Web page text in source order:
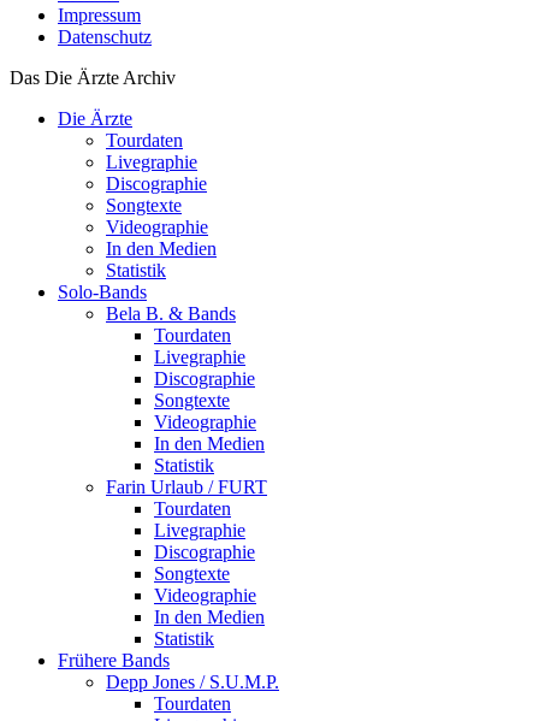
Impressum
Datenschutz
Das Die Ärzte Archiv
Die Ärzte
Tourdaten
Livegraphie
Discographie
Songtexte
Videographie
In den Medien
Statistik
Solo-Bands
Bela B. & Bands
Tourdaten
Livegraphie
Discographie
Songtexte
Videographie
In den Medien
Statistik
Farin Urlaub / FURT
Tourdaten
Livegraphie
Discographie
Songtexte
Videographie
In den Medien
Statistik
Frühere Bands
Depp Jones / S.U.M.P.
Tourdaten